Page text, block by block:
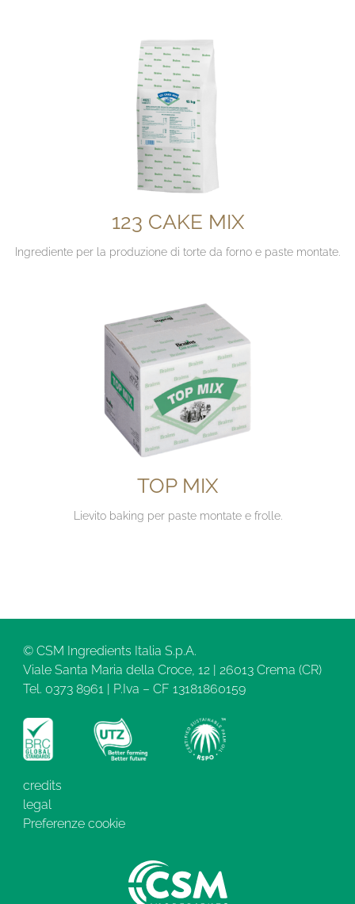
123 CAKE MIX
Ingrediente per la produzione di torte da forno e paste montate.
TOP MIX
Lievito baking per paste montate e frolle.
© CSM Ingredients Italia S.p.A.
Viale Santa Maria della Croce, 12 | 26013 Crema (CR)
Tel. 0373 8961 | P.Iva – CF 13181860159
credits
legal
Preferenze cookie